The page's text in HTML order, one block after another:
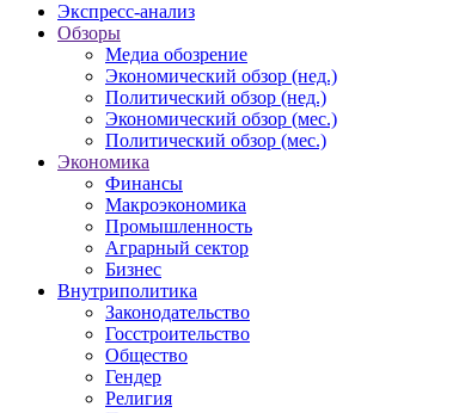
Экспресс-анализ
Обзоры
Медиа обозрение
Экономический обзор (нед.)
Политический обзор (нед.)
Экономический обзор (мес.)
Политический обзор (мес.)
Экономика
Финансы
Макроэкономика
Промышленность
Аграрный сектор
Бизнес
Внутриполитика
Законодательство
Госстроительство
Общество
Гендер
Религия